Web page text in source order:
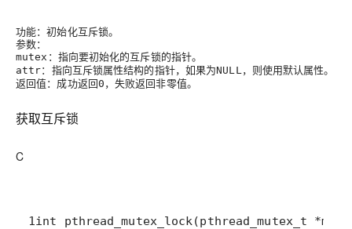
功能：初始化互斥锁。
参数：
mutex ：指向要初始化的互斥锁的指针。
attr：指向互斥锁属性结构的指针，如果为NULL ，则使用默认属性。
返回值：成功返回0 ，失败返回非零值。
获取互斥锁
C
1int pthread_mutex_lock(pthread_mutex_t